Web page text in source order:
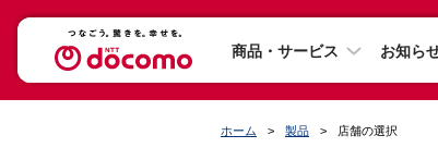
商品・サービス お知ら
ホーム 製品 店舗の選択